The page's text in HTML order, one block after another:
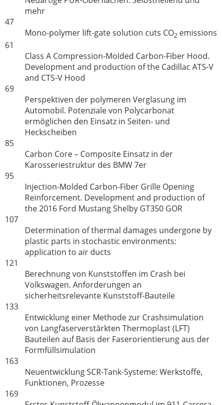
mehr
47
Mono-polymer lift-gate solution cuts CO2 emissions
61
Class A Compression-Molded Carbon-Fiber Hood.
Development and production of the Cadillac ATS-V
and CTS-V Hood
69
Perspektiven der polymeren Verglasung im
Automobil. Potenziale von Polycarbonat
ermöglichen den Einsatz in Seiten- und
Heckscheiben
85
Carbon Core – Composite Einsatz in der
Karosseriestruktur des BMW 7er
95
Injection-Molded Carbon-Fiber Grille Opening
Reinforcement. Development and production of
the 2016 Ford Mustang Shelby GT350 GOR
107
Determination of thermal damages undergone by
plastic parts in stochastic environments:
application to air ducts
121
Berechnung von Kunststoffen im Crash bei
Volkswagen. Anforderungen an
sicherheitsrelevante Kunststoff-Bauteile
133
Entwicklung einer Methode zur Crashsimulation
von Langfaserverstärkten Thermoplast (LFT)
Bauteilen auf Basis der Faserorientierung aus der
Formfüllsimulation
163
Neuentwicklung SCR-Tank-Systeme: Werkstoffe,
Funktionen, Prozesse
169